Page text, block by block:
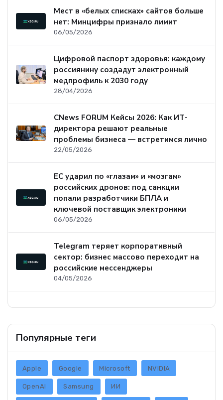
Мест в «белых списках» сайтов больше
нет: Минцифры признало лимит
06/05/2026
Цифровой паспорт здоровья: каждому
россиянину создадут электронный
медпрофиль к 2030 году
28/04/2026
CNews FORUM Кейсы 2026: Как ИТ-
директора решают реальные
проблемы бизнеса — встретимся лично
22/05/2026
ЕС ударил по «глазам» и «мозгам»
российских дронов: под санкции
попали разработчики БПЛА и
ключевой поставщик электроники
06/05/2026
Telegram теряет корпоративный
сектор: бизнес массово переходит на
российские мессенджеры
04/05/2026
Популярные теги
Apple Google Microsoft NVIDIA
OpenAI Samsung ИИ